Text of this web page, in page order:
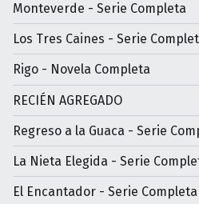
Monteverde - Serie Completa
Los Tres Caines - Serie
Rigo - Novela Completa
RECIÉN AGREGADO
Regreso a la Guaca - Serie
La Nieta Elegida - Serie
El Encantador - Serie Completa